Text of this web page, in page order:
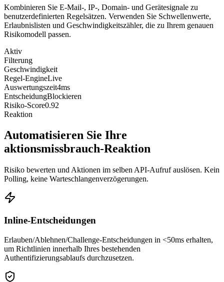
Kombinieren Sie E-Mail-, IP-, Domain- und Gerätesignale zu
benutzerdefinierten Regelsätzen. Verwenden Sie Schwellenwerte,
Erlaubnislisten und Geschwindigkeitszähler, die zu Ihrem genauen
Risikomodell passen.
Aktiv
Filterung
Geschwindigkeit
Regel-EngineLive
Auswertungszeit4ms
EntscheidungBlockieren
Risiko-Score0.92
Reaktion
Automatisieren Sie Ihre
aktionsmissbrauch-Reaktion
Risiko bewerten und Aktionen im selben API-Aufruf auslösen. Kein
Polling, keine Warteschlangenverzögerungen.
Inline-Entscheidungen
Erlauben/Ablehnen/Challenge-Entscheidungen in <50ms erhalten,
um Richtlinien innerhalb Ihres bestehenden
Authentifizierungsablaufs durchzusetzen.